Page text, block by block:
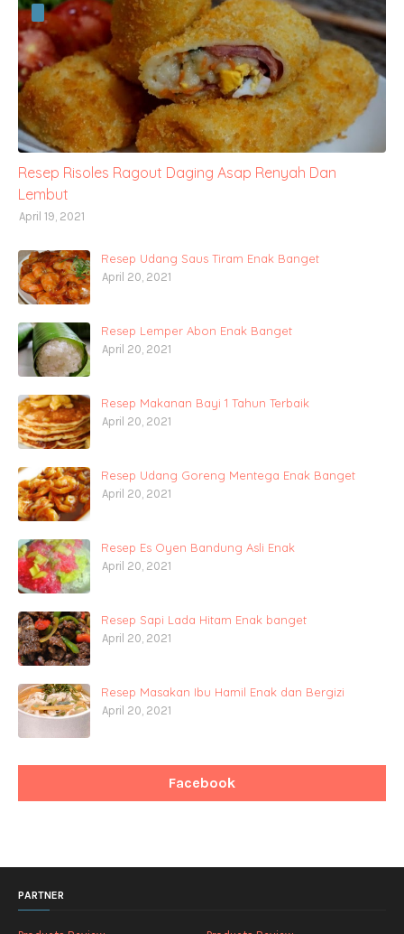
Resep Risoles Ragout Daging Asap Renyah Dan
Lembut
April 19, 2021
Resep Udang Saus Tiram Enak Banget
April 20, 2021
Resep Lemper Abon Enak Banget
April 20, 2021
Resep Makanan Bayi 1 Tahun Terbaik
April 20, 2021
Resep Udang Goreng Mentega Enak Banget
April 20, 2021
Resep Es Oyen Bandung Asli Enak
April 20, 2021
Resep Sapi Lada Hitam Enak banget
April 20, 2021
Resep Masakan Ibu Hamil Enak dan Bergizi
April 20, 2021
Facebook
PARTNER